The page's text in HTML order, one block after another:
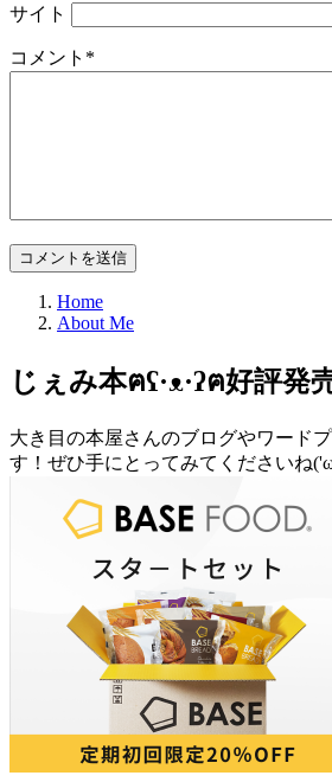
サイト
コメント *
Home
About Me
じぇみ本ฅʕ·ᴥ·ʔฅ好評発
大き目の本屋さんのブログやワード
す！ぜひ手にとってみてくださいね